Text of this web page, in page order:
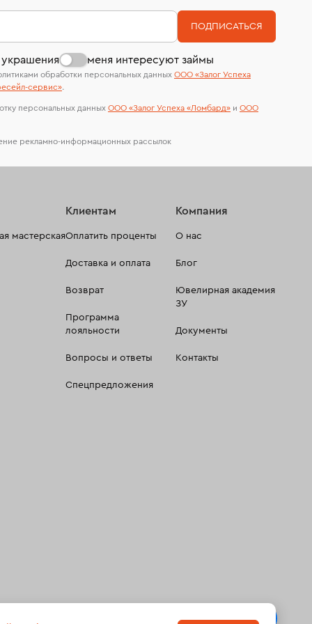
В кредит от Т-Банка (до 50 000 руб., на 3–6
мес.)
На особо ценные изделия получены
сертификаты МГУ и других геммологических
лабораторий
меня интересуют займы
ПОДПИСАТЬСЯ
обработки персональных данных ООО «Залог Успеха
сервиc».
персональных данных ООО «Залог Успеха «Ломбард» и ООО
рекламно-информационных рассылок
мастерская
Клиентам
Оплатить проценты
Доставка и оплата
Возврат
Программа
лояльности
Вопросы и ответы
Спецпредложения
Компания
О нас
Блог
Ювелирная академия
ЗУ
Документы
Контакты